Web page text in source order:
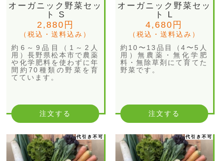
オーガニック野菜セッ
ト S
2,880円
（税込・送料込み）
約6～9品目（1～2人
用）長野県松本市で農薬
や化学肥料を使わずに年
間約70種類の野菜を育
てています。
注文する
オーガニック野菜セッ
ト L
4,680円
（税込・送料込み）
約10〜13品目（4〜5人
用）無農薬・無化学肥
料・無除草剤にて育てた
野菜です。
注文する
代引き不可 代引き不可